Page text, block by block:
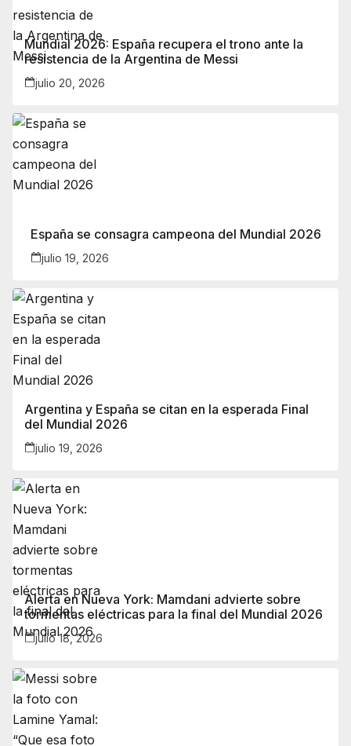
Mundial 2026: España recupera el trono ante la
resistencia de la Argentina de Messi
julio 20, 2026
España se consagra campeona del Mundial 2026
julio 19, 2026
Argentina y España se citan en la esperada Final
del Mundial 2026
julio 19, 2026
Alerta en Nueva York: Mamdani advierte sobre
tormentas eléctricas para la final del Mundial 2026
julio 18, 2026